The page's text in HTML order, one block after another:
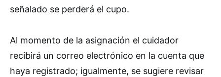
señalado se perderá el cupo.
Al momento de la asignación el cuidador
recibirá un correo electrónico en la cuenta que
haya registrado; igualmente, se sugiere revisar